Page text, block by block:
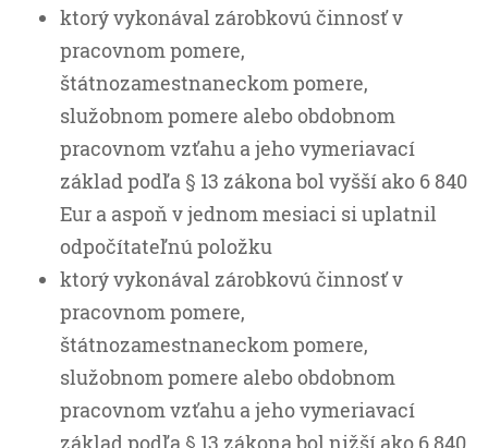
ktorý vykonával zárobkovú činnosť v
pracovnom pomere,
štátnozamestnaneckom pomere,
služobnom pomere alebo obdobnom
pracovnom vzťahu a jeho vymeriavací
základ podľa § 13 zákona bol vyšší ako 6 840
Eur a aspoň v jednom mesiaci si uplatnil
odpočítateľnú položku
ktorý vykonával zárobkovú činnosť v
pracovnom pomere,
štátnozamestnaneckom pomere,
služobnom pomere alebo obdobnom
pracovnom vzťahu a jeho vymeriavací
základ podľa § 13 zákona bol nižší ako 6 840